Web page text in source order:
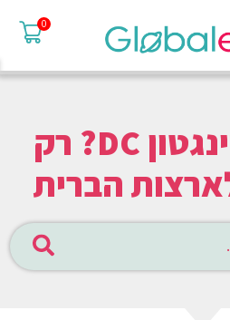
0
טסים לוושינגטון DC? רק